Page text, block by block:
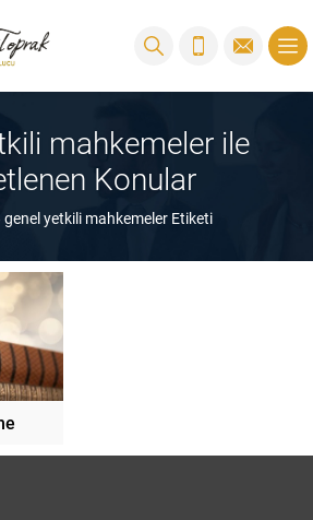
mahkemeler ile
Konular
genel yetkili mahkemeler Etiketi